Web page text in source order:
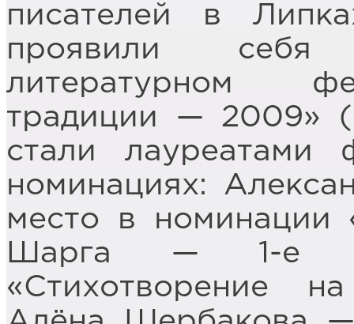
писателей в
проявили
литературном
традиции — 2009»
стали лауреатами
номинациях:
место в номинации
Шарга — 1-е
«Стихотворение